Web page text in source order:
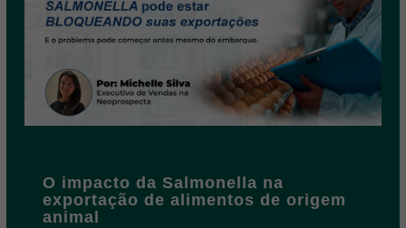
O impacto da Salmonella na
exportação de alimentos de origem
animal